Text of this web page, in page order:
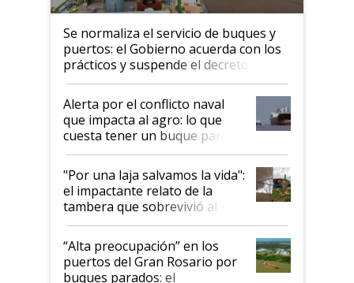
Se normaliza el servicio de buques y
puertos: el Gobierno acuerda con los
prácticos y suspende el decreto de
desregulación
Alerta por el conflicto naval
que impacta al agro: lo que
cuesta tener un buque parado
y el peligro de que Argentina
pase a ser "país sucio"
"Por una laja salvamos la vida":
el impactante relato de la
tambera que sobrevivió al
tornado
“Alta preocupación” en los
puertos del Gran Rosario por
buques parados: el